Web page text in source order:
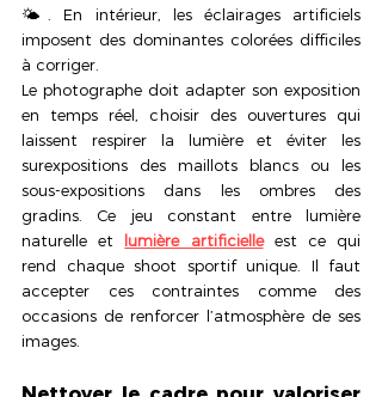
🌤️. En intérieur, les éclairages artificiels
imposent des dominantes colorées difficiles
à corriger.
Le photographe doit adapter son exposition
en temps réel, choisir des ouvertures qui
laissent respirer la lumière et éviter les
surexpositions des maillots blancs ou les
sous-expositions dans les ombres des
gradins. Ce jeu constant entre lumière
naturelle et
lumière artificielle est ce qui
rend chaque shoot sportif unique. Il faut
accepter ces contraintes comme des
occasions de renforcer l’atmosphère de ses
images.